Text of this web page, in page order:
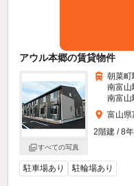
アウル本郷の賃貸物件
すべての写真
朝菜町
南富山
南富山
富山県
2階建 / 8
駐車場あり 駐輪場あり